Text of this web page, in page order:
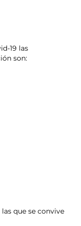
19 las
son:
que se convive